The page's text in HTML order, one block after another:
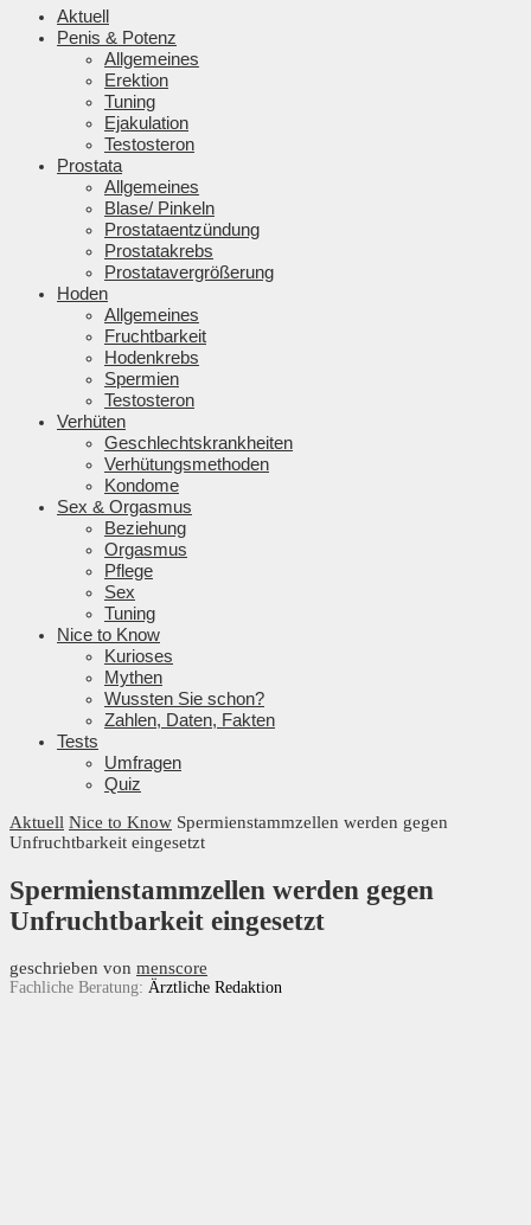
Aktuell
Penis & Potenz
Allgemeines
Erektion
Tuning
Ejakulation
Testosteron
Prostata
Allgemeines
Blase/ Pinkeln
Prostataentzündung
Prostatakrebs
Prostatavergrößerung
Hoden
Allgemeines
Fruchtbarkeit
Hodenkrebs
Spermien
Testosteron
Verhüten
Geschlechtskrankheiten
Verhütungsmethoden
Kondome
Sex & Orgasmus
Beziehung
Orgasmus
Pflege
Sex
Tuning
Nice to Know
Kurioses
Mythen
Wussten Sie schon?
Zahlen, Daten, Fakten
Tests
Umfragen
Quiz
Aktuell Nice to Know Spermienstammzellen werden gegen
Unfruchtbarkeit eingesetzt
Spermienstammzellen werden gegen
Unfruchtbarkeit eingesetzt
geschrieben von menscore
Fachliche Beratung: Ärztliche Redaktion